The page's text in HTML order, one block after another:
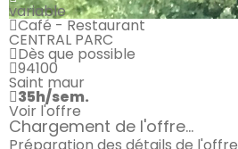
variable
Café - Restaurant
CENTRAL PARC
Dès que possible
94100
Saint maur
35h/sem.
Voir l'offre
Chargement de l'offre...